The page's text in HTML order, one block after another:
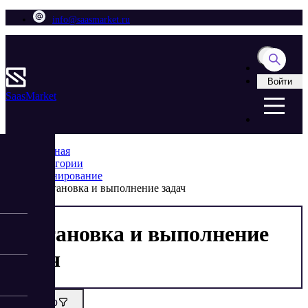
info@saasmarket.ru
SaasMarket
Войти
Главная
Категории
Планирование
Постановка и выполнение задач
Постановка и выполнение
задач
Фильтр